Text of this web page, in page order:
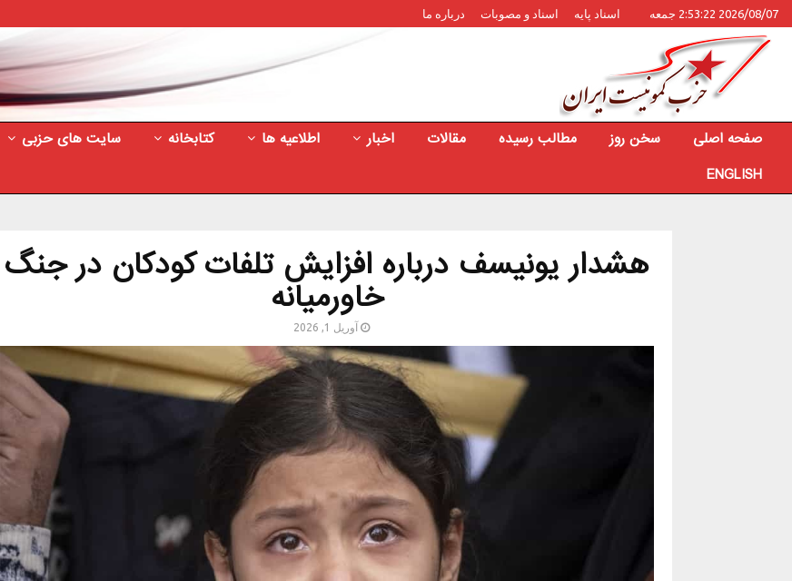
2026/08/07 2:53:22 جمعه اسناد پایه اسناد و مصوبات درباره ما
صفحه اصلی سخن روز مطالب رسیده مقالات اخبار اطلاعیه ها کتابخانه سایت های حزبی
ENGLISH
هشدار یونیسف درباره افزایش تلفات کودکان در جنگ
خاورمیانه
آوریل 1, 2026